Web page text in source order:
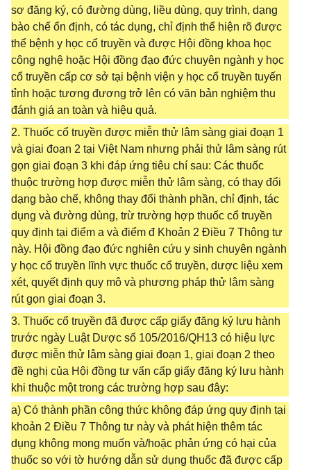
sơ đăng ký, có đường dùng, liều dùng, quy trình, dạng
bào chế ổn định, có tác dụng, chỉ định thể hiện rõ được
thể bệnh y học cổ truyền và được Hội đồng khoa học
công nghệ hoặc Hội đồng đạo đức chuyên ngành y học
cổ truyền cấp cơ sở tại bệnh viện y học cổ truyền tuyến
tỉnh hoặc tương đương trở lên có văn bản nghiệm thu
đánh giá an toàn và hiệu quả.
2. Thuốc cổ truyền được miễn thử lâm sàng giai đoạn 1
và giai đoạn 2 tại Việt Nam nhưng phải thử lâm sàng rút
gọn giai đoạn 3 khi đáp ứng tiêu chí sau: Các thuốc
thuộc trường hợp được miễn thử lâm sàng, có thay đổi
dạng bào chế, không thay đổi thành phần, chỉ định, tác
dụng và đường dùng, trừ trường hợp thuốc cổ truyền
quy định tại điểm a và điểm đ Khoản 2 Điều 7 Thông tư
này. Hội đồng đạo đức nghiên cứu y sinh chuyên ngành
y học cổ truyền lĩnh vực thuốc cổ truyền, dược liệu xem
xét, quyết định quy mô và phương pháp thử lâm sàng
rút gọn giai đoạn 3.
3. Thuốc cổ truyền đã được cấp giấy đăng ký lưu hành
trước ngày Luật Dược số 105/2016/QH13 có hiệu lực
được miễn thử lâm sàng giai đoạn 1, giai đoạn 2 theo
đề nghị của Hội đồng tư vấn cấp giấy đăng ký lưu hành
khi thuộc một trong các trường hợp sau đây:
a) Có thành phần công thức không đáp ứng quy định tại
khoản 2 Điều 7 Thông tư này và phát hiện thêm tác
dụng không mong muốn và/hoặc phản ứng có hại của
thuốc so với tờ hướng dẫn sử dụng thuốc đã được cấp